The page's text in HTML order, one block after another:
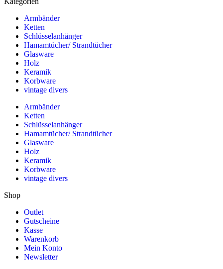
Armbänder
Ketten
Schlüsselanhänger
Hamamtücher/ Strandtücher
Glasware
Holz
Keramik
Korbware
vintage divers
Armbänder
Ketten
Schlüsselanhänger
Hamamtücher/ Strandtücher
Glasware
Holz
Keramik
Korbware
vintage divers
Shop
Outlet
Gutscheine
Kasse
Warenkorb
Mein Konto
Newsletter